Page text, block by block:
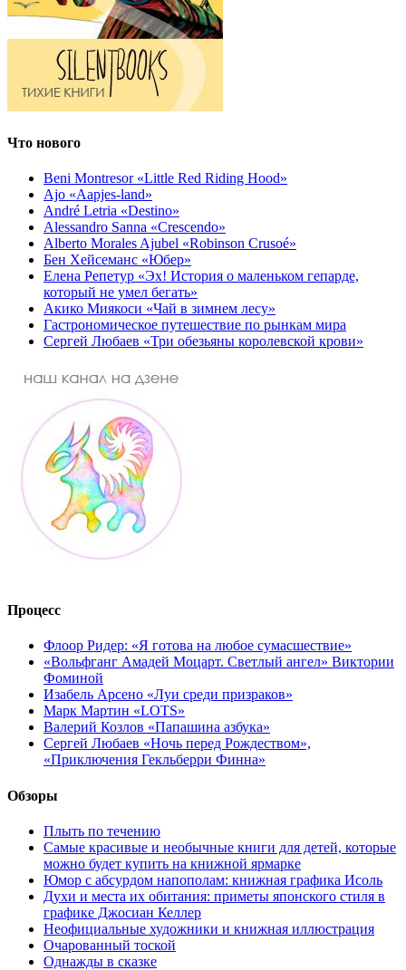
Что нового
Beni Montresor «Little Red Riding Hood»
Ajo «Aapjes-land»
André Letria «Destino»
Alessandro Sanna «Crescendo»
Alberto Morales Ajubel «Robinson Crusoé»
Бен Хейсеманс «Юбер»
Елена Репетур «Эх! История о маленьком гепарде,
который не умел бегать»
Акико Миякоси «Чай в зимнем лесу»
Гастрономическое путешествие по рынкам мира
Сергей Любаев «Три обезьяны королевской крови»
Процесс
Флоор Ридер: «Я готова на любое сумасшествие»
«Вольфганг Амадей Моцарт. Светлый ангел» Виктории
Фоминой
Изабель Арсено «Луи среди призраков»
Марк Мартин «LOTS»
Валерий Козлов «Папашина азбука»
Сергей Любаев «Ночь перед Рождеством»,
«Приключения Гекльберри Финна»
Обзоры
Плыть по течению
Самые красивые и необычные книги для детей, которые
можно будет купить на книжной ярмарке
Юмор с абсурдом напополам: книжная графика Исоль
Духи и места их обитания: приметы японского стиля в
графике Джосиан Келлер
Неофициальные художники и книжная иллюстрация
Очарованный тоской
Однажды в сказке